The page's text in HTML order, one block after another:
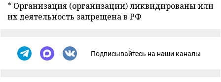
* Организация (организации) ликвидированы или
их деятельность запрещена в РФ
Подписывайтесь на наши каналы